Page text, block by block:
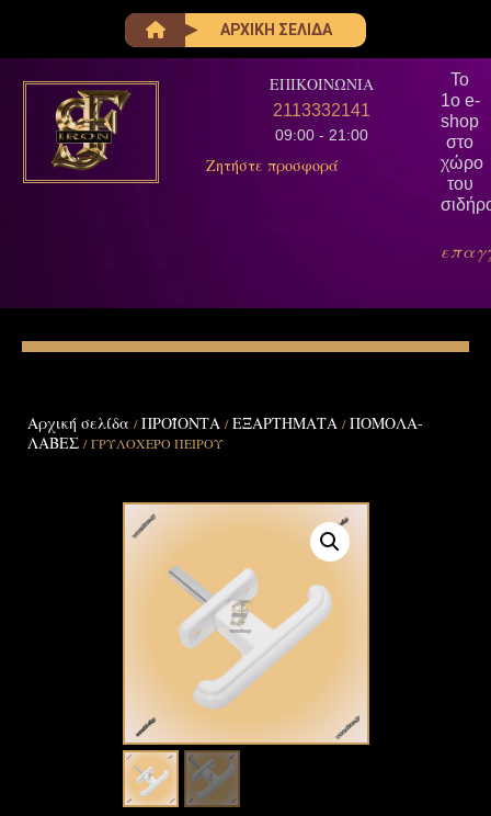
ΑΡΧΙΚΗ ΣΕΛΙΔΑ
ΕΠΙΚΟΙΝΩΝΙΑ
2113332141
09:00 - 21:00
Ζητήστε προσφορά
Το
1ο e-
shop
στο
χώρο
του
Αρχική σελίδα /ΠΡΟΪΟΝΤΑ /ΕΞΑΡΤΗΜΑΤΑ /ΠΟΜΟΛΑ-
ΛΑΒΕΣ / ΓΡΥΛΟΧΕΡΟ ΠΕΙΡΟΥ